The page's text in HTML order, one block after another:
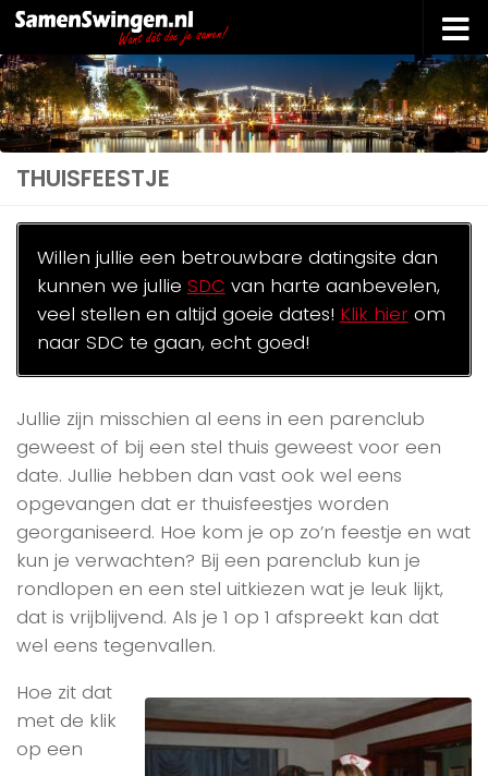
Doorgaan naar inhoud
THUISFEESTJE
Willen jullie een betrouwbare datingsite dan
kunnen we jullie SDC van harte aanbevelen,
veel stellen en altijd goeie dates! Klik hierom
naar SDC te gaan, echt goed!
Jullie zijn misschien al eens in een parenclub
geweest of bij een stel thuis geweest voor een
date. Jullie hebben dan vast ook wel eens
opgevangen dat er thuisfeestjes worden
georganiseerd. Hoe kom je op zo’n feestje en wat
kun je verwachten? Bij een parenclub kun je
rondlopen en een stel uitkiezen wat je leuk lijkt,
dat is vrijblijvend. Als je 1 op 1 afspreekt kan dat
wel eens tegenvallen.
Hoe zit dat
met de klik
op een